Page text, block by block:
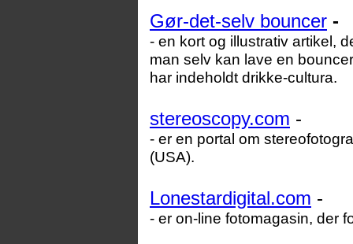
Gør-det-selv bouncer -
- en kort og illustrativ artikel,
man selv kan lave en
har indeholdt drikke-cultura.
stereoscopy.com -
- er en portal om
(USA).
Lonestardigital.com -
- er on-line fotomagasin, der